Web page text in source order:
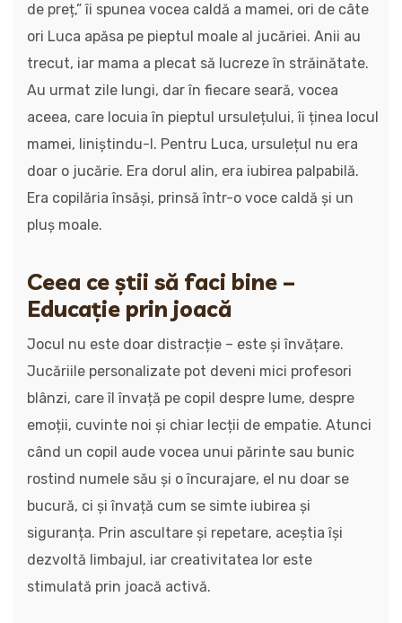
de preț,” îi spunea vocea caldă a mamei, ori de câte
ori Luca apăsa pe pieptul moale al jucăriei. Anii au
trecut, iar mama a plecat să lucreze în străinătate.
Au urmat zile lungi, dar în fiecare seară, vocea
aceea, care locuia în pieptul ursulețului, îi ținea locul
mamei, liniștindu-l. Pentru Luca, ursulețul nu era
doar o jucărie. Era dorul alin, era iubirea palpabilă.
Era copilăria însăși, prinsă într-o voce caldă și un
pluș moale.
Ceea ce știi să faci bine –
Educație prin joacă
Jocul nu este doar distracție – este și învățare.
Jucăriile personalizate pot deveni mici profesori
blânzi, care îl învață pe copil despre lume, despre
emoții, cuvinte noi și chiar lecții de empatie. Atunci
când un copil aude vocea unui părinte sau bunic
rostind numele său și o încurajare, el nu doar se
bucură, ci și învață cum se simte iubirea și
siguranța. Prin ascultare și repetare, aceștia își
dezvoltă limbajul, iar creativitatea lor este
stimulată prin joacă activă.